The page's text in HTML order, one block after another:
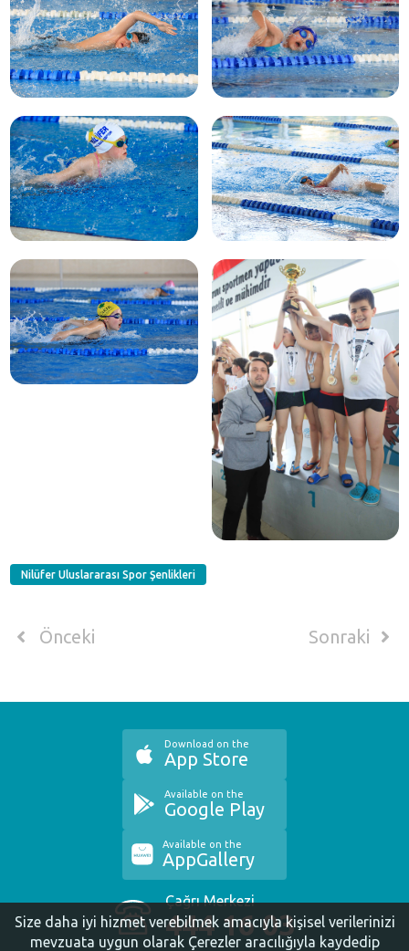
Nilüfer Uluslararası Spor Şenlikleri
Önceki Sonraki
Çağrı Merkezi
444 16 03
Download on the
App Store
Available on the
Google Play
Available on the
AppGallery
Size daha iyi hizmet verebilmek amacıyla kişisel verilerinizi
mevzuata uygun olarak Çerezler aracılığıyla kaydedip